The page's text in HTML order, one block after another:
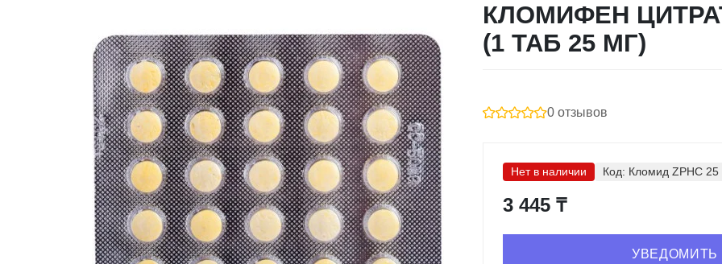
КЛОМИФЕН
(1 ТАБ 25 МГ)
0 отзывов
Нет в наличии Код: Кломид ZPHC 25
3 445 ₸
УВЕДОМИТЬ